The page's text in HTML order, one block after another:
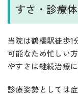
すさ・診療体
当院は鶴橋駅徒歩1
可能なため忙しい
やすさは継続治療
診療姿勢としては